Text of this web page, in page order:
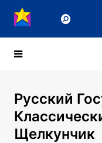
Русский
Щелкунчик